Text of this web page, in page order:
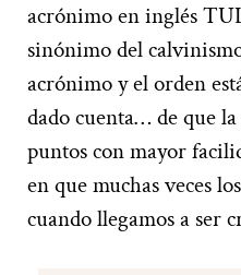
acrónimo en inglés
sinónimo del
acrónimo y el orden
dado cuenta… de que
puntos con mayor
en que muchas veces
cuando llegamos a ser